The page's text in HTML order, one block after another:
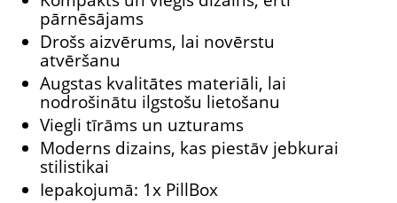
pārnēsājams
Drošs aizvērums, lai novērstu
atvēršanu
Augstas kvalitātes materiāli, lai
nodrošinātu ilgstošu lietošanu
Viegli tīrāms un uzturams
Moderns dizains, kas piestāv jebkurai
stilistikai
Iepakojumā: 1x PillBox